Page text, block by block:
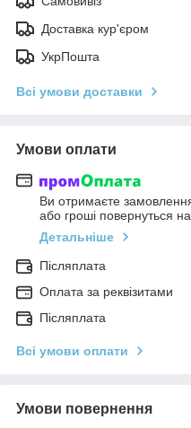
Доставка кур'єром
УкрПошта
Всі умови доставки
Умови оплати
Ви отримаєте
або гроші повернуться
Детальніше
Післяплата
Оплата за реквізитами
Післяплата
Всі умови оплати
Умови повернення